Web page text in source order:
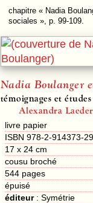
chapitre« Nadia
sociales », p. 99-109.
Nadia Boulanger
témoignages et études
Alexandra
livre papier
ISBN 978-2-914373-
17 x 24 cm
cousu broché
544 pages
épuisé
éditeur:Symétrie